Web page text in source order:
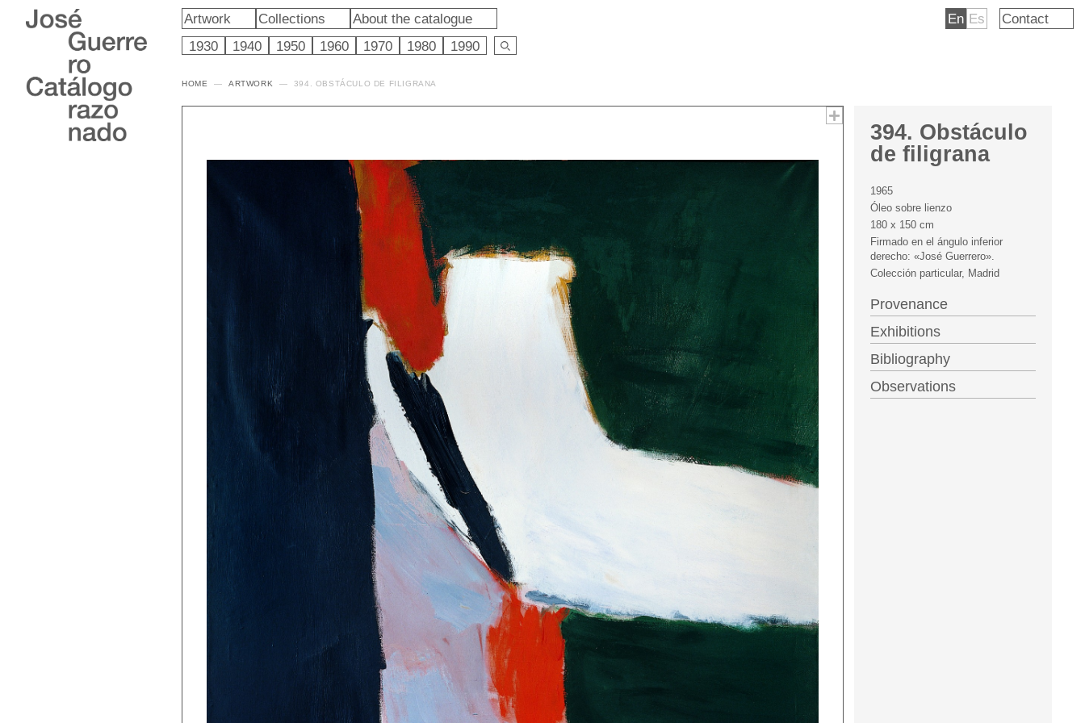
Artwork Collections
About the catalogue
1930
1940 1950 1960 1970 1980 1990
En Es Contact
HOME ARTWORK 394. OBSTÁCULO DE FILIGRANA
394. Obstáculo
de filigrana
1965
Óleo sobre lienzo
180 x 150 cm
Firmado en el ángulo inferior
derecho: «José Guerrero».
Colección particular, Madrid
Provenance
Exhibitions
Bibliography
Observations